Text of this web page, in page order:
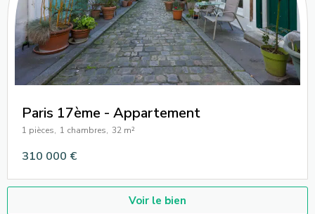
Paris 17ème - Appartement
1 pièces, 1 chambres, 32 m²
310 000 €
Voir le bien